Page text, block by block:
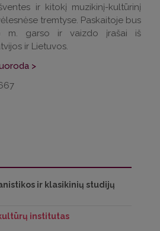
ir kitokį muzikinį-kultūrinį
tremtyse. Paskaitoje bus
m. garso ir vaizdo įrašai iš
ir Lietuvos.
>
ir klasikinių studijų
institutas